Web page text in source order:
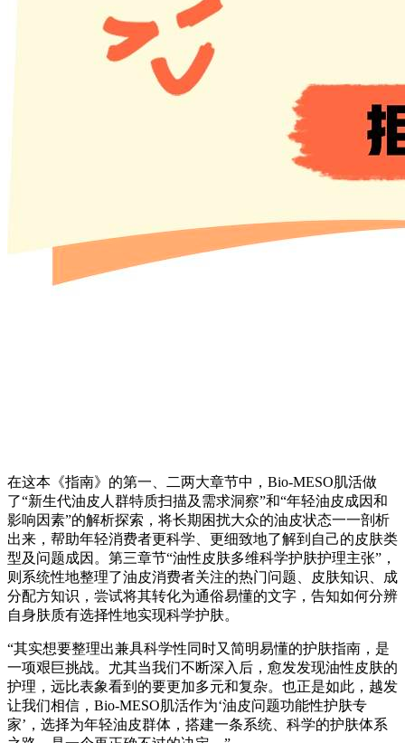
在这本《指南》的第一、二两大章节中，Bio-MESO肌活做
了“新生代油皮人群特质扫描及需求洞察”和“年轻油皮成因和
影响因素”的解析探索，将长期困扰大众的油皮状态一一剖析
出来，帮助年轻消费者更科学、更细致地了解到自己的皮肤类
型及问题成因。第三章节“油性皮肤多维科学护肤护理主张”，
则系统性地整理了油皮消费者关注的热门问题、皮肤知识、成
分配方知识，尝试将其转化为通俗易懂的文字，告知如何分辨
自身肤质有选择性地实现科学护肤。
“其实想要整理出兼具科学性同时又简明易懂的护肤指南，是
一项艰巨挑战。尤其当我们不断深入后，愈发发现油性皮肤的
护理，远比表象看到的要更加多元和复杂。也正是如此，越发
让我们相信，Bio-MESO肌活作为‘油皮问题功能性护肤专
家’，选择为年轻油皮群体，搭建一条系统、科学的护肤体系